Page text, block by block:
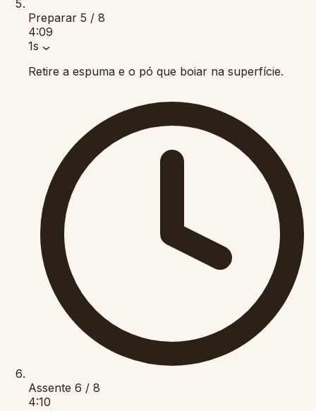
Preparar 5 / 8
4:09
1s
Retire a espuma e o pó que boiar na superfície.
Assente 6 / 8
4:10